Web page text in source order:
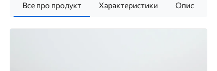
Все про продукт Характеристики Опис